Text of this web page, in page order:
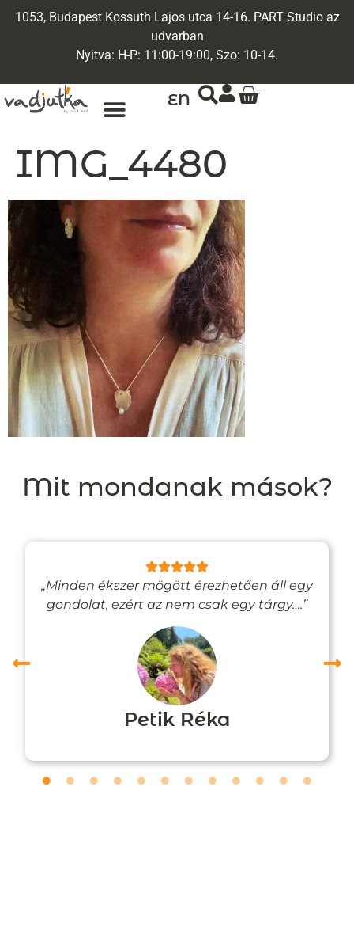
1053, Budapest Kossuth Lajos utca 14-16. PART Studio az
udvarban
Nyitva: H-P: 11:00-19:00, Szo: 10-14.
EN
IMG_4480
Mit mondanak mások?
„Minden ékszer mögött érezhetően áll egy
gondolat, ezért az nem csak egy tárgy….”
Petik Réka